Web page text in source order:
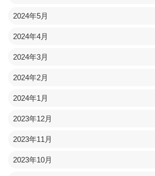
2024年5月
2024年4月
2024年3月
2024年2月
2024年1月
2023年12月
2023年11月
2023年10月